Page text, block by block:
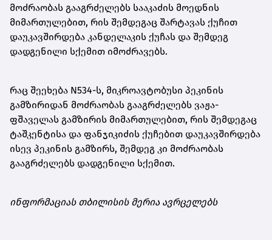
მოძრაობას გააგრძელებს სააკაძის მოედნის
მიმართულებით, რის შემდეგაც შარტავას ქუჩით
დაუკავშირდება კანდელაკის ქუჩას და შემდეგ
დადგენილი სქემით იმოძრავებს.
რაც შეეხება N534-ს, მიკროავტობუსი პეკინის
გამზირიდან მოძრაობას გააგრძელებს ვაჟა-
ფშაველას გამზირის მიმართულებით, რის შემდეგაც
ტაშკენტისა და ფანჯიკიძის ქუჩებით დაუკავშირდება
ისევ პეკინის გამზირს, შემდეგ კი მოძრაობას
გააგრძელებს დადგენილი სქემით.
ინფორმაციას თბილისის მერია ავრცელებს